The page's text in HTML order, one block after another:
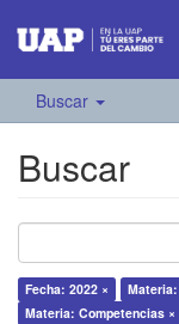
Buscar
Buscar
Fecha: 2022 ×
Materia: Competencias ×